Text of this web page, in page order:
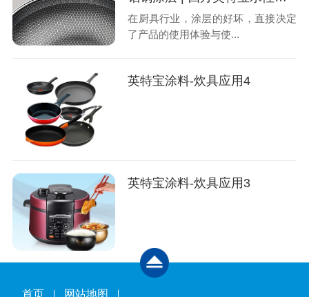
在厨具行业，涂层的好坏，直接决定
了产品的使用体验与使...
英特宝涂料-炊具应用4
英特宝涂料-炊具应用3
首页 网站地图